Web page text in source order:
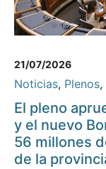
21/07/2026
Noticias, Plenos,
El pleno
y el nuevo
56 millones
de la